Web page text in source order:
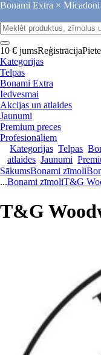
Bonami Extra × Micadoni
10 € jumsReģistrācija
Kategorijas
Telpas
Bonami Extra
Iedvesmai
Akcijas un atlaides
Jaunumi
Premium preces
Profesionāļiem
Kategorijas Telpas
atlaides Jaunumi
SākumsBonami zīmoli
...Bonami zīmoliT&G
T&G